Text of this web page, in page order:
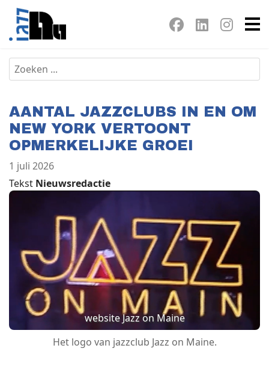
AANTAL JAZZCLUBS IN EN OM
NEW YORK VERTOONT
OPMERKELIJKE GROEI
1 juli 2026
Tekst Nieuwsredactie
website Jazz on Maine
Het logo van jazzclub Jazz on Maine.